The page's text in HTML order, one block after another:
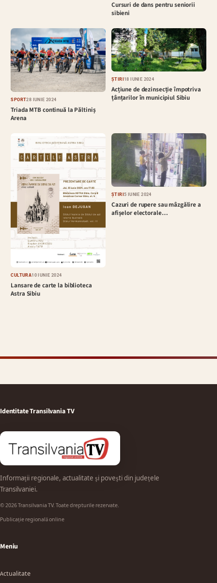
Cursuri de dans pentru seniorii
sibieni
SPORT28 IUNIE 2024
Triada MTB continuă la Păltiniș
Arena
ȘTIRI18 IUNIE 2024
Acțiune de dezinsecție împotriva
țânțarilor în municipiul Sibiu
CULTURĂ10 IUNIE 2024
Lansare de carte la biblioteca
Astra Sibiu
ȘTIRI5 IUNIE 2024
Cazuri de rupere sau mâzgălire a
afișelor electorale…
Identitate Transilvania TV
Informații regionale, actualitate și povești din județele
Transilvaniei.
© 2026 Transilvania TV. Toate drepturile rezervate.
Publicație regională online
Meniu
Actualitate